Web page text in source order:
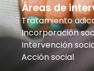
Áreas de
Tratamiento
Incorporación
Intervención
Acción social